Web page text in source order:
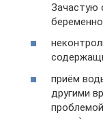
Зачастую
приём
другими